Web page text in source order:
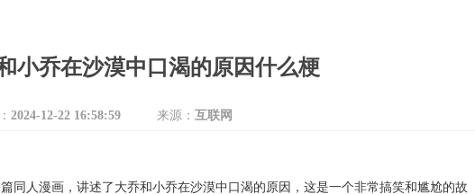
小乔在沙漠中口渴的原因什么梗
2024-12-22 16:58:59 来源： 互联网
同人漫画，讲述了大乔和小乔在沙漠中口渴的原因，这是一个非常搞笑和尴尬的故